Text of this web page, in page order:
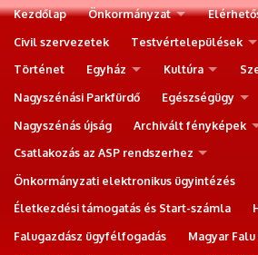
Kezdőlap Önkormányzat
Civil szervezetek
Testvértelepülések
Történet
Egyház Kultúra
Nagyszénási Parkfürdő
Egészségügy
Nagyszénás újság
Archivált fényképek
Csatlakozás az ASP rendszerhez
Önkormányzati elektronikus ügyintézés
Életkezdési támogatás és Start-számla
Falugazdász ügyfélfogadás
Magyar